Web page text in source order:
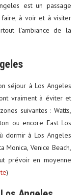
est un passage
à voir et à visiter
l’ambiance de la
séjour à Los Angeles
vraiment à éviter et
suivantes : Watts,
ou encore East Los
dormir à Los Angeles
Monica, Venice Beach,
prévoir en moyenne
)